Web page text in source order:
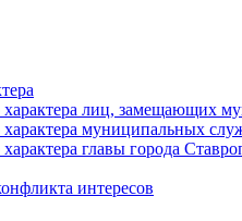
характера лиц,
характера муниципальных
главы города
интересов